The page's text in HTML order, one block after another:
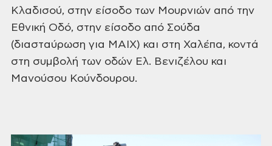
Κλαδισού, στην είσοδο των Μουρνιών από την
Εθνική Οδό, στην είσοδο από Σούδα
(διασταύρωση για ΜΑΙΧ) και στη Χαλέπα, κοντά
στη συμβολή των οδών Ελ. Βενιζέλου και
Μανούσου Κούνδουρου.